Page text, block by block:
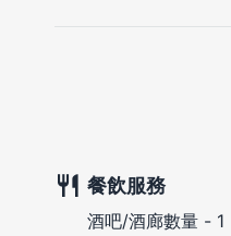
餐飲服務
酒吧/酒廊數量 - 1